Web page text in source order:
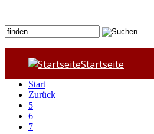
Startseite
Start
Zurück
5
6
7